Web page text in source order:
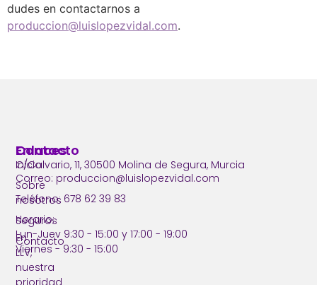
dudes en contactarnos a
produccion@luislopezvidal.com.
En
LLV,
nuestra
Enlaces
Inicio
Sobre
nosotros
Seguros
Contacto
Contacto
C/Calvario, 11, 30500 Molina de Segura, Murcia
Correo: produccion@luislopezvidal.com
Teléfono: 678 62 39 83
Horario:
Lun-Juev 9:30 - 15:00 y 17:00 - 19:00
Viernes - 9:30 - 15:00